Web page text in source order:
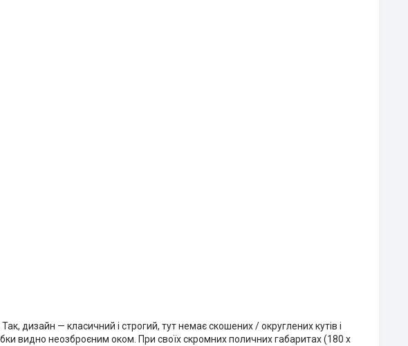
дизайн — класичний і строгий, тут немає скошених / округлених кутів і
видно неозброєним оком. При своїх скромних поличних габаритах (180 х